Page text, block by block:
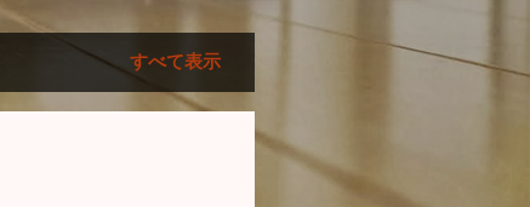
すべて表示